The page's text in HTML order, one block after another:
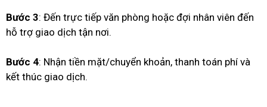
Bước 3: Đến trực tiếp văn phòng hoặc đợi nhân viên đến
hỗ trợ giao dịch tận nơi.
Bước 4: Nhận tiền mặt/chuyển khoản, thanh toán phí và
kết thúc giao dịch.